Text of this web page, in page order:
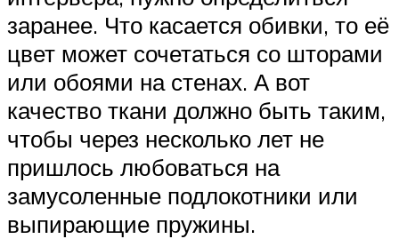
заранее. Что касается обивки, то её
цвет может сочетаться со шторами
или обоями на стенах. А вот
качество ткани должно быть таким,
чтобы через несколько лет не
пришлось любоваться на
замусоленные подлокотники или
выпирающие пружины.